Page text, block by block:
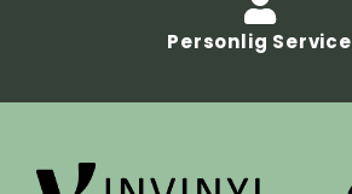
Personlig Service